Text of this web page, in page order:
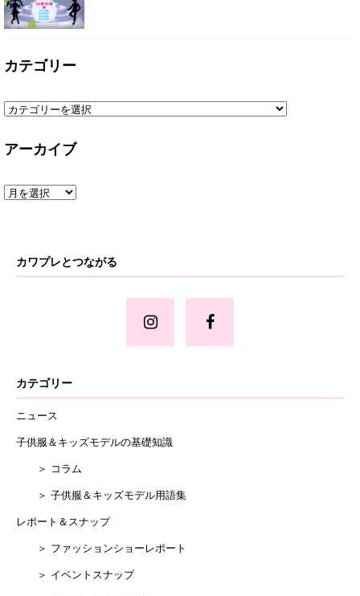
カテゴリー
アーカイブ
カワプレとつながる
カテゴリー
ニュース
子供服＆キッズモデルの基礎知識
＞ コラム
＞ 子供服＆キッズモデル用語集
レポート＆スナップ
＞ ファッションショーレポート
＞ イベントスナップ